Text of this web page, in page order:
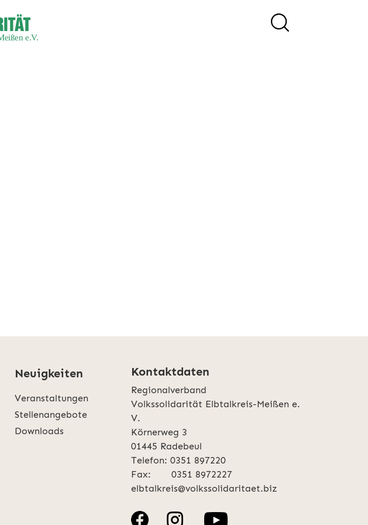
Neuigkeiten
Veranstaltungen
Stellenangebote
Downloads
Kontaktdaten
Regionalverband
Volkssolidarität Elbtalkreis-Meißen e.
V.
Körnerweg 3
01445 Radebeul
Telefon: 0351 897220
Fax: 0351 8972227
elbtalkreis@volkssolidaritaet.biz